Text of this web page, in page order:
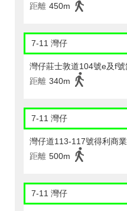
距離 450m
7-11 灣仔
灣仔莊士敦道104號e及f
距離 340m
7-11 灣仔
灣仔道113-117號得利商
距離 500m
7-11 灣仔